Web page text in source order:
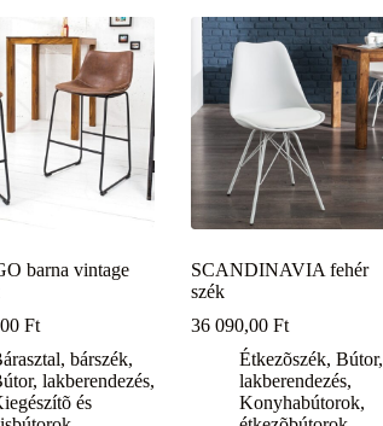
barna vintage
Ft
bárszék,
lakberendezés,
és
SCANDINAVIA fehér
szék
36 090,00Ft
Étkezõszék,Bútor,
lakberendezés,
Konyhabútorok,